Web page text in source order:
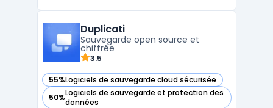
disponibilité des systèmes, et de simplifier
la gestion des donné ...
Duplicati
Sauvegarde open source et
chiffrée
3.5
55%Logiciels de sauvegarde cloud sécurisée
— voir Duplicati dans cette catégorie
50%Logiciels de sauvegarde et protection des
données
— voir Duplicati dans cette catégorie